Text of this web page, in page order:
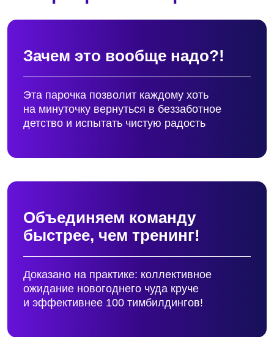
Объединяем команду
быстрее, чем тренинг!
Доказано на практике: коллективное
ожидание новогоднего чуда круче
и эффективнее 100 тимбилдингов!
Дед Мороз и Снегурочка на корпоративе
способны примирить непримиримых
и развеселить невеселых